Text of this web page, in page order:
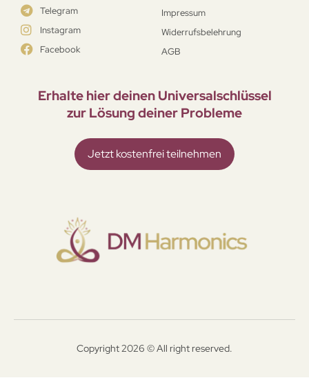
Telegram
Instagram
Facebook
Impressum
Widerrufsbelehrung
AGB
Erhalte hier deinen Universal­schlüssel
zur Lösung deiner Probleme
Jetzt kostenfrei teilnehmen
Copyright 2026 © All right reserved.